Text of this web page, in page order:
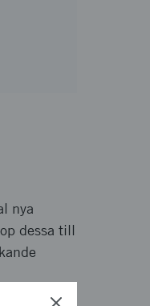
nya
dessa till